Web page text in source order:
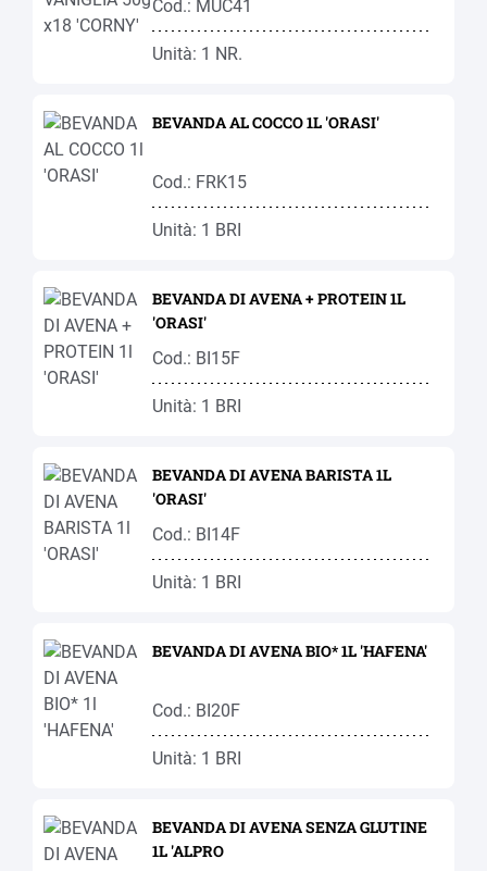
Cod.: MUC41
Unità: 1 NR.
BEVANDA AL COCCO 1L 'ORASI'
Cod.: FRK15
Unità: 1 BRI
BEVANDA DI AVENA + PROTEIN 1L
'ORASI'
Cod.: BI15F
Unità: 1 BRI
BEVANDA DI AVENA BARISTA 1L
'ORASI'
Cod.: BI14F
Unità: 1 BRI
BEVANDA DI AVENA BIO* 1L 'HAFENA'
Cod.: BI20F
Unità: 1 BRI
BEVANDA DI AVENA SENZA GLUTINE
1L 'ALPRO